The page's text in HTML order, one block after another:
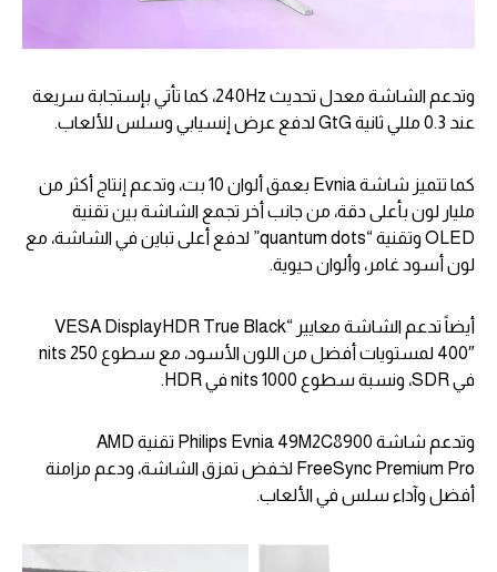
وتدعم الشاشة معدل تحديث 240Hz، كما تأتي بإستجابة سريعة
عند 0.3 مللي ثانية GtG لدفع عرض إنسيابي وسلس للألعاب.
كما تتميز شاشة Evnia بعمق ألوان 10 بت، وتدعم إنتاج أكثر من
مليار لون بأعلى دقة، من جانب أخر تجمع الشاشة بين تقنية
OLED وتقنية “quantum dots” لدفع أعلى تباين في الشاشة، مع
لون أسود غامر، وألوان حيوية.
أيضاً تدعم الشاشة معايير “VESA DisplayHDR True Black
400″ لمستويات أفضل من اللون الأسود، مع سطوع 250 nits
في SDR، ونسبة سطوع 1000 nits في HDR.
وتدعم شاشة Philips Evnia 49M2C8900 تقنية AMD
FreeSync Premium Pro لخفض تمزق الشاشة، ودعم مزامنة
أفضل وآداء سلس في الألعاب.